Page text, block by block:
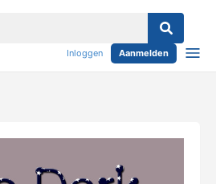
Inloggen Aanmelden